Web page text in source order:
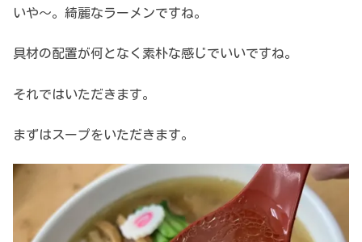
いや～。綺麗なラーメンですね。
具材の配置が何となく素朴な感じでいいですね。
それではいただきます。
まずはスープをいただきます。